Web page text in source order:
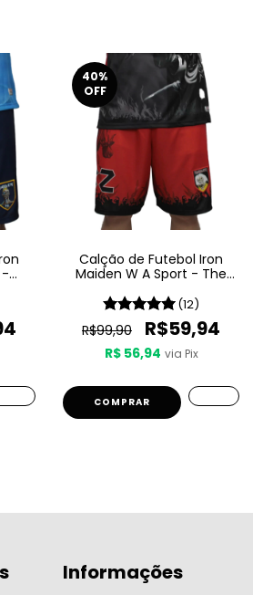
-
40%
OFF
Calção de Futebol Iron
Maiden W A Sport - The
(12)
R$99,90 R$59,94
R$ 56,94 via Pix
COMPRAR
Informações